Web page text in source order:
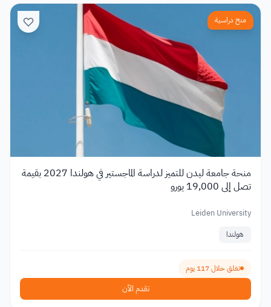
منح دراسية
منحة جامعة ليدن للتميز لدراسة الماجستير في هولندا 2027 بقيمة
تصل إلى 19,000 يورو
Leiden University
هولندا
تغلق خلال 117 يوم
تقدم الآن